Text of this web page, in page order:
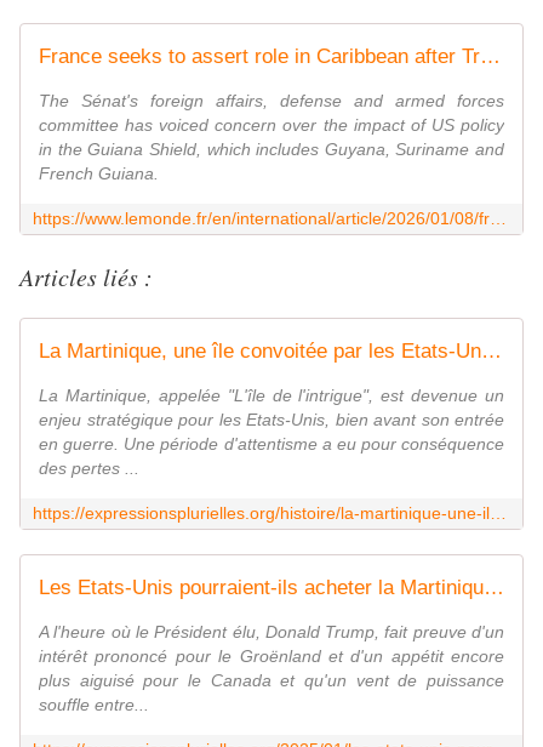
France seeks to assert role in Caribbean after Trump's show of force
The Sénat's foreign affairs, defense and armed forces
committee has voiced concern over the impact of US policy
in the Guiana Shield, which includes Guyana, Suriname and
French Guiana.
Articles liés :
La Martinique, une île convoitée par les Etats-Unis - Expressions Plurielles
La Martinique, appelée "L'île de l'intrigue", est devenue un
enjeu stratégique pour les Etats-Unis, bien avant son entrée
en guerre. Une période d'attentisme a eu pour conséquence
des pertes ...
Les Etats-Unis pourraient-ils acheter la Martinique et la Guadeloupe ? - Expressions Plurielles
A l'heure où le Président élu, Donald Trump, fait preuve d'un
intérêt prononcé pour le Groënland et d'un appétit encore
plus aiguisé pour le Canada et qu'un vent de puissance
souffle entre...